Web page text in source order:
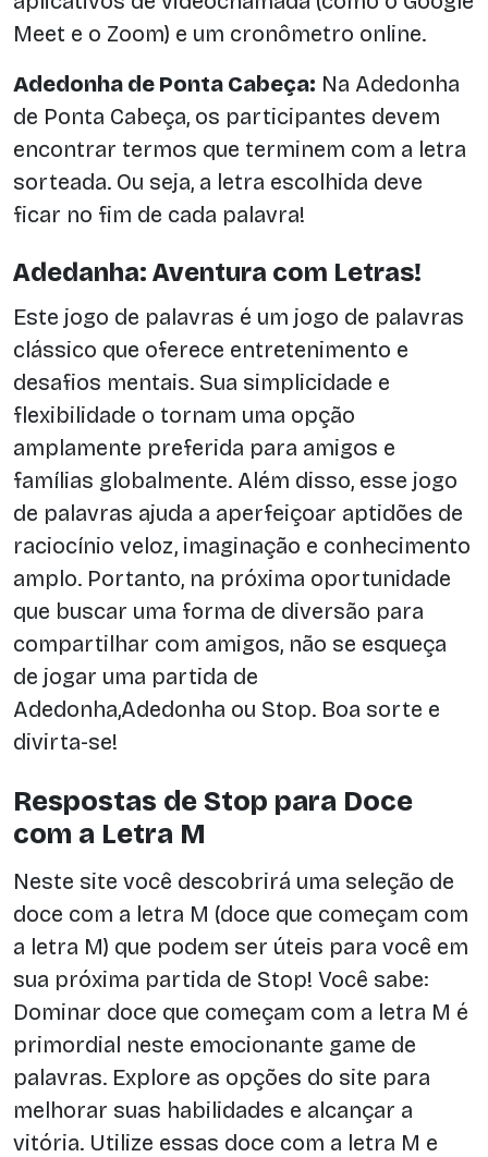
Meet e o Zoom) e um cronômetro online.
Adedonha de Ponta Cabeça: Na Adedonha
de Ponta Cabeça, os participantes devem
encontrar termos que terminem com a letra
sorteada. Ou seja, a letra escolhida deve
ficar no fim de cada palavra!
Adedanha: Aventura com Letras!
Este jogo de palavras é um jogo de palavras
clássico que oferece entretenimento e
desafios mentais. Sua simplicidade e
flexibilidade o tornam uma opção
amplamente preferida para amigos e
famílias globalmente. Além disso, esse jogo
de palavras ajuda a aperfeiçoar aptidões de
raciocínio veloz, imaginação e conhecimento
amplo. Portanto, na próxima oportunidade
que buscar uma forma de diversão para
compartilhar com amigos, não se esqueça
de jogar uma partida de
Adedonha,Adedonha ou Stop. Boa sorte e
divirta-se!
Respostas de Stop para Doce
com a Letra M
Neste site você descobrirá uma seleção de
doce com a letra M (doce que começam com
a letra M) que podem ser úteis para você em
sua próxima partida de Stop! Você sabe:
Dominar doce que começam com a letra M é
primordial neste emocionante game de
palavras. Explore as opções do site para
melhorar suas habilidades e alcançar a
vitória. Utilize essas doce com a letra M e